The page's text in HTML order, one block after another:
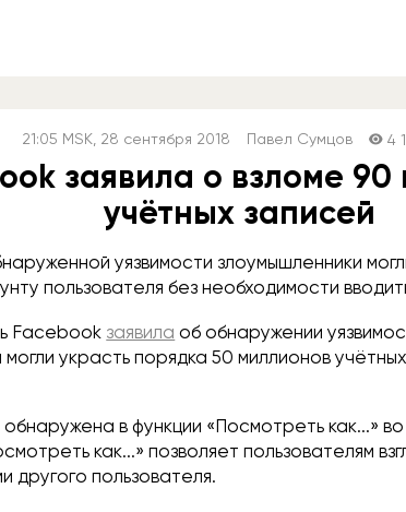
21:05 MSK , 28 сентября 2018 Павел Сумцов 4
заявила о взломе 90
учётных записей
уязвимости злоумышленники
пользователя без необходимости
Facebook заявила об обнаружении
украсть порядка 50 миллионов
обнаружена в функции «Посмотреть как...»
как...» позволяет пользователям
другого пользователя.